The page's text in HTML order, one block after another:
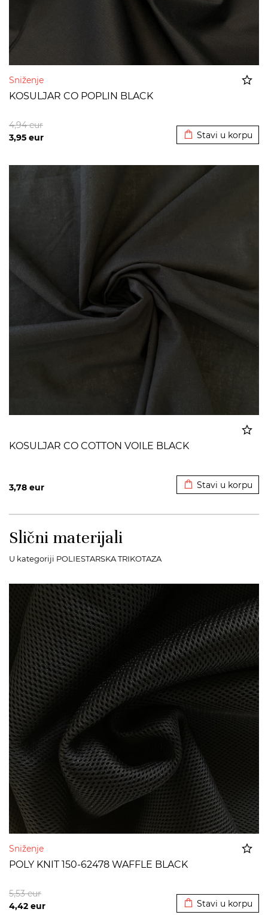
Sniženje
KOSULJAR CO POPLIN BLACK
3,95 eur
4,94eur
Stavi u korpu
KOSULJAR CO COTTON VOILE BLACK
3,78 eur Stavi u korpu
Slični materijali
U kategoriji POLIESTARSKA TRIKOTAZA
Sniženje
POLY KNIT 150-62478 WAFFLE BLACK
4,42 eur
5,53eur
Stavi u korpu